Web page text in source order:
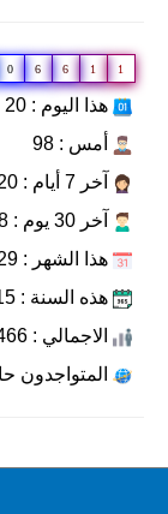
0 6 6 1 1
هذا اليوم : 20
أمس : 98
آخر 7 أيام : 1020
آخر 30 يوم : 3408
هذا الشهر : 729
هذه السنة : 25115
الاجمالي : 489466
المتواجدون